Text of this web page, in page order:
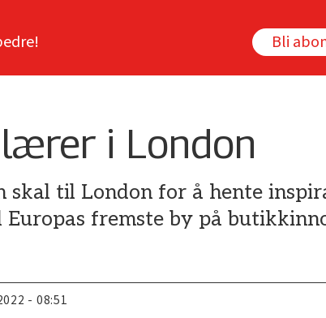
Bli
i London
skal til London for å hente
fremste by på
- 08:51